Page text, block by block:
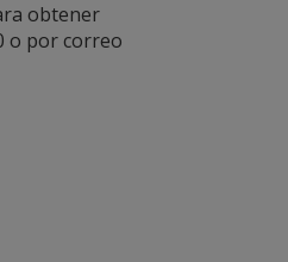
obtener
o por correo